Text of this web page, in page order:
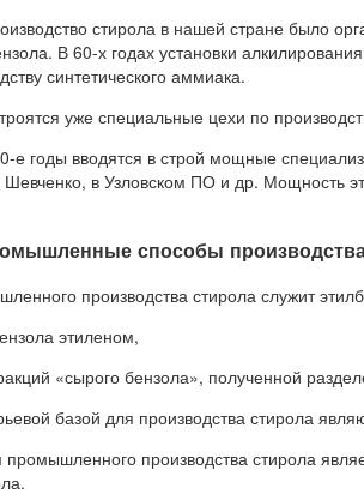
стирола в нашей стране было
В 60-х годах установки
синтетического аммиака.
уже специальные цехи по
е годы вводятся в строй мощные
Шевченко, в Узловском ПО и др. Мощность
способы
производства стирола служит
этиленом,
«сырого бензола», полученной
базой для производства стирола
производства стирола